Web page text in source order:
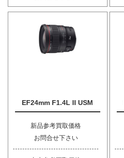
EF24mm F1.4L II USM
新品参考買取価格
お問合せ下さい